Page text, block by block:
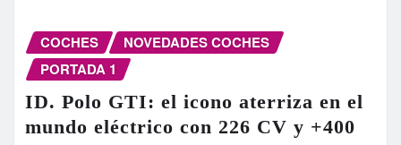
COCHES
NOVEDADES COCHES
PORTADA 1
ID. Polo GTI: el icono aterriza en el
mundo eléctrico con 226 CV y +400